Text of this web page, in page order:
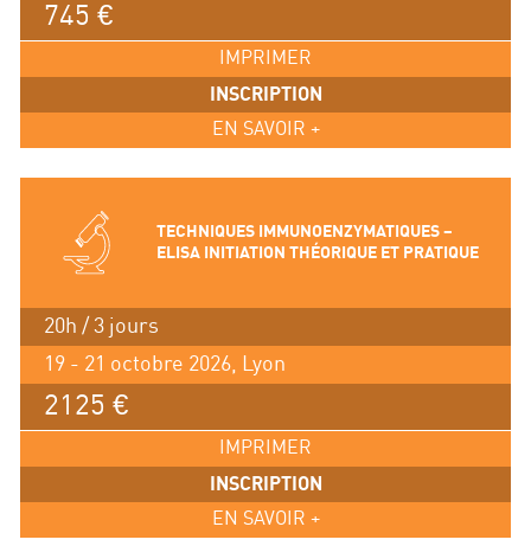
745 €
IMPRIMER
INSCRIPTION
EN SAVOIR +
TECHNIQUES IMMUNOENZYMATIQUES –
ELISA INITIATION THÉORIQUE ET PRATIQUE
20h / 3 jours
19 - 21 octobre 2026, Lyon
2125 €
IMPRIMER
INSCRIPTION
EN SAVOIR +